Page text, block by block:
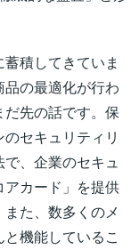
積してきていま
の最適化が行わ
だ先の話です。保
セキュリティリ
、企業のセキュ
アカード」を提供
た、数多くのメ
機能しているこ